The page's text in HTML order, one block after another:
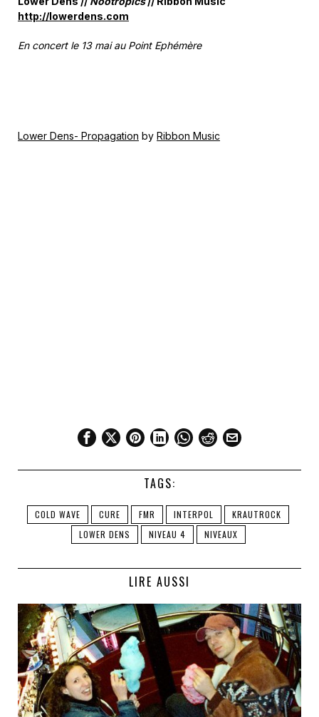
http://lowerdens.com
En concert le 13 mai au Point Ephémère
Lower Dens- Propagation by Ribbon Music
TAGS:
COLD WAVE CURE FMR INTERPOL
KRAUTROCK
LOWER DENS
NIVEAU 4 NIVEAUX
LIRE AUSSI